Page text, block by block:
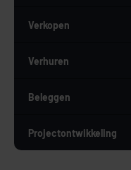
Verkopen
Verhuren
Beleggen
Projectontwikkeling